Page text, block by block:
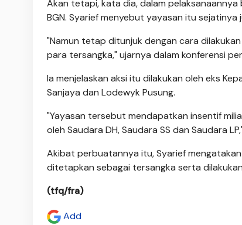
Akan tetapi, kata dia, dalam
BGN. Syarief menyebut yayasan itu
"Namun tetap ditunjuk dengan cara
para tersangka," ujarnya dalam konferensi
Ia menjelaskan aksi itu dilakukan oleh eks
Sanjaya dan Lodewyk Pusung.
"Yayasan tersebut mendapatkan insentif
oleh Saudara DH, Saudara SS dan Saudara
Akibat perbuatannya itu, Syarief
ditetapkan sebagai tersangka serta
(tfq/fra)
Add